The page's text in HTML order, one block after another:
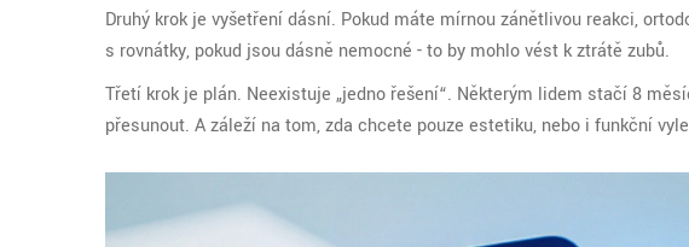
Druhý krok je vyšetření dásní. Pokud máte mírnou zánětlivou reakci,
s rovnátky, pokud jsou dásně nemocné - to by mohlo vést k ztrátě zubů.
Třetí krok je plán. Neexistuje „jedno řešení“. Některým lidem stačí 8
přesunout. A záleží na tom, zda chcete pouze estetiku, nebo i funkční